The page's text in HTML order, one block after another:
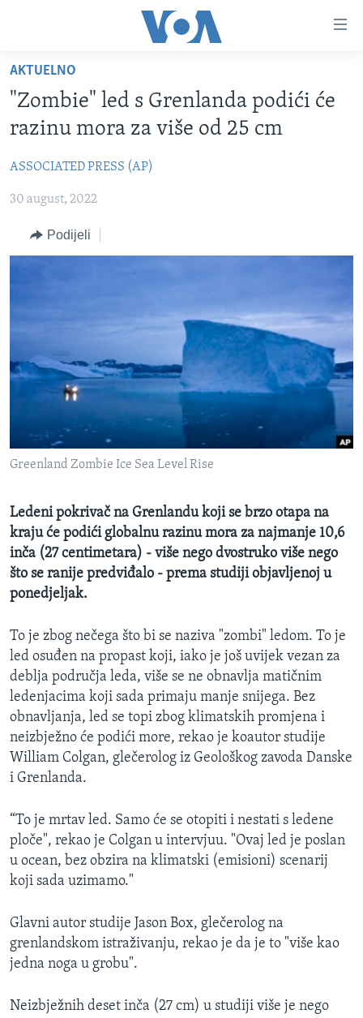
glavni
sadržaj
na
glavnu
Idi
pretragu
TV PROGRAM
VIJESTI
SJEDINJENE AMERIČKE DRŽAVE
BOSNA I HERCEGOVINA
NAUKA I TEHNOLOGIJA
SPECIJALNI PROJEKTI
IZBJEGLIČKA STRANA
MAGAZIN
O GLASU AMERIKE
Learning English
Jezici
AKTUELNO
"Zombie" led s Grenlanda podići će
razinu mora za više od 25 cm
ASSOCIATED PRESS (AP)
30 august, 2022
Podijeli
Greenland Zombie Ice Sea Level Rise
Ledeni pokrivač na Grenlandu koji se brzo otapa na
kraju će podići globalnu razinu mora za najmanje 10,6
inča (27 centimetara) - više nego dvostruko više nego
što se ranije predviđalo - prema studiji objavljenoj u
ponedjeljak.
To je zbog nečega što bi se naziva "zombi" ledom. To je
led osuđen na propast koji, iako je još uvijek vezan za
deblja područja leda, više se ne obnavlja matičnim
ledenjacima koji sada primaju manje snijega. Bez
obnavljanja, led se topi zbog klimatskih promjena i
neizbježno će podići more, rekao je koautor studije
William Colgan, glečerolog iz Geološkog zavoda Danske
i Grenlanda.
“To je mrtav led. Samo će se otopiti i nestati s ledene
ploče", rekao je Colgan u intervjuu. "Ovaj led je poslan
u ocean, bez obzira na klimatski (emisioni) scenarij
koji sada uzimamo."
Glavni autor studije Jason Box, glečerolog na
grenlandskom istraživanju, rekao je da je to "više kao
jedna noga u grobu".
Neizbježnih deset inča (27 cm) u studiji više je nego